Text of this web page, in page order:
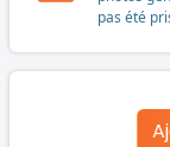
pas été